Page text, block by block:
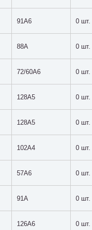
91A6 0 шт.
88A 0 шт.
72/60A6 0 шт.
128A5 0 шт.
128A5 0 шт.
102A4 0 шт.
57A6 0 шт.
91A 0 шт.
126A6 0 шт.